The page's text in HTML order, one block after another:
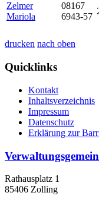
Zelmer
Mariola
08167
6943-57
drucken nach oben
Quicklinks
Kontakt
Inhaltsverzeichnis
Impressum
Datenschutz
Erklärung zur
Rathausplatz 1
85406 Zolling